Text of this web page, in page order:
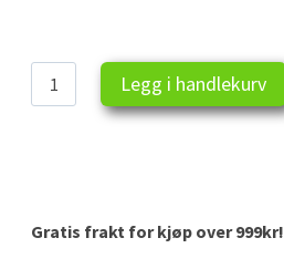
Norge
handlenett
Legg i handlekurv
Gratis frakt for kjøp over 999kr!